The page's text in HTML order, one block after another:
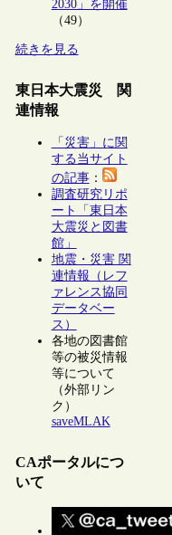
2030」を開催
（49）
続きを見る
東日本大震災 関
連情報
「災害」に関
する当サイト
の記事：
調査研究リポ
ート「東日本
大震災と図書
館」
地震・災害 関
連情報（レフ
ァレンス協同
データベー
ス）
各地の図書館
等の被災情報
等について
（外部リン
ク）
saveMLAK
CAポータルにつ
いて